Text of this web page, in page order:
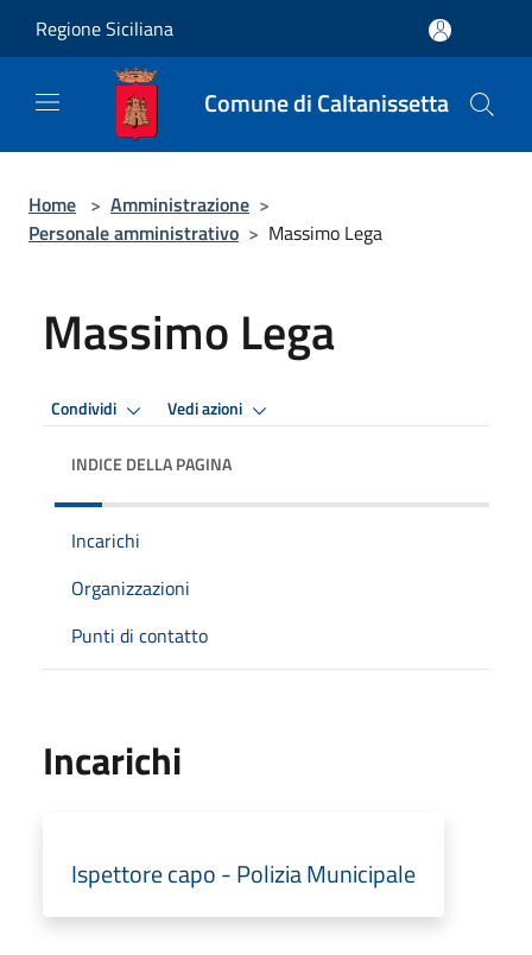
Regione Siciliana
Comune di Caltanissetta
Home > Amministrazione >
Personale amministrativo > Massimo Lega
Massimo Lega
Condividi Vedi azioni
INDICE DELLA PAGINA
Incarichi
Organizzazioni
Punti di contatto
Incarichi
Ispettore capo - Polizia Municipale